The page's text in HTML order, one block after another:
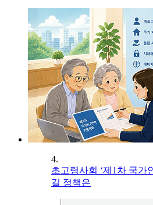
4.
초고령사회 ‘제1차 국가
길 정책은